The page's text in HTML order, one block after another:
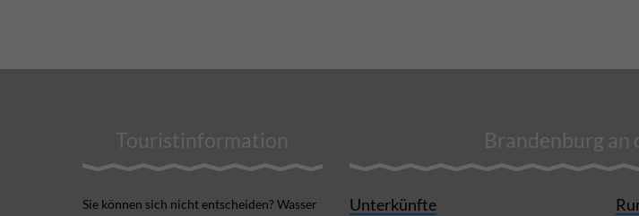
Touristinformation
Sie können sich nicht ent­scheiden? Wasser
Brandenburg an
Unterkünfte